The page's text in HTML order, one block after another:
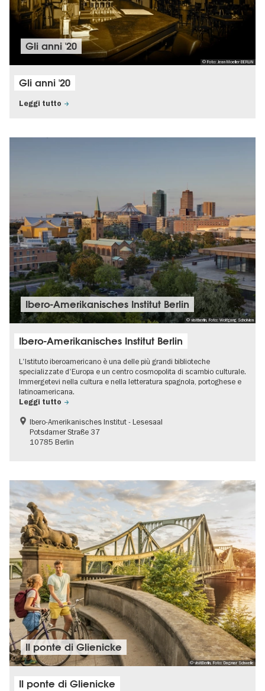
© Foto: Jean Moeller BERLIN
Gli anni '20
Gli anni '20
Leggi tutto
© visitberlin, Foto: Wolfgang Scholvien
Ibero-Amerikanisches Institut Berlin
Ibero-Amerikanisches Institut Berlin
L'Istituto iberoamericano è una delle più grandi biblioteche
specializzate d'Europa e un centro cosmopolita di scambio culturale.
Immergetevi nella cultura e nella letteratura spagnola, portoghese e
latinoamericana.
Leggi tutto
Ibero-Amerikanisches Institut - Lesesaal
Potsdamer Straße 37
10785 Berlin
© visitBerlin, Foto: Dagmar Schwelle
Il ponte di Glienicke
Il ponte di Glienicke